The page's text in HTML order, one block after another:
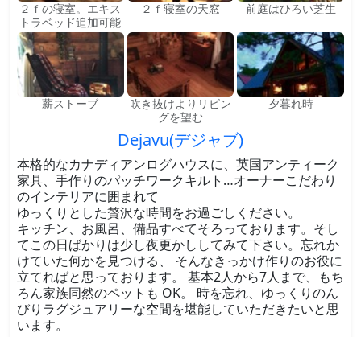
２ｆの寝室。エキス
トラベッド追加可能
２ｆ寝室の天窓 前庭はひろい芝生
薪ストーブ
吹き抜けよりリビン
グを望む
夕暮れ時
Dejavu(デジャブ)
本格的なカナディアンログハウスに、英国アンティーク
家具、手作りのパッチワークキルト…オーナーこだわり
のインテリアに囲まれて
ゆっくりとした贅沢な時間をお過ごしください。
キッチン、お風呂、備品すべてそろっております。そし
てこの日ばかりは少し夜更かししてみて下さい。忘れか
けていた何かを見つける、 そんなきっかけ作りのお役に
立てればと思っております。 基本2人から7人まで、もち
ろん家族同然のペットも OK。 時を忘れ、ゆっくりのん
びりラグジュアリーな空間を堪能していただきたいと思
います。